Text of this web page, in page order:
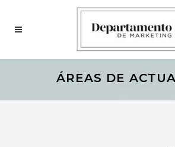
ÁREAS DE